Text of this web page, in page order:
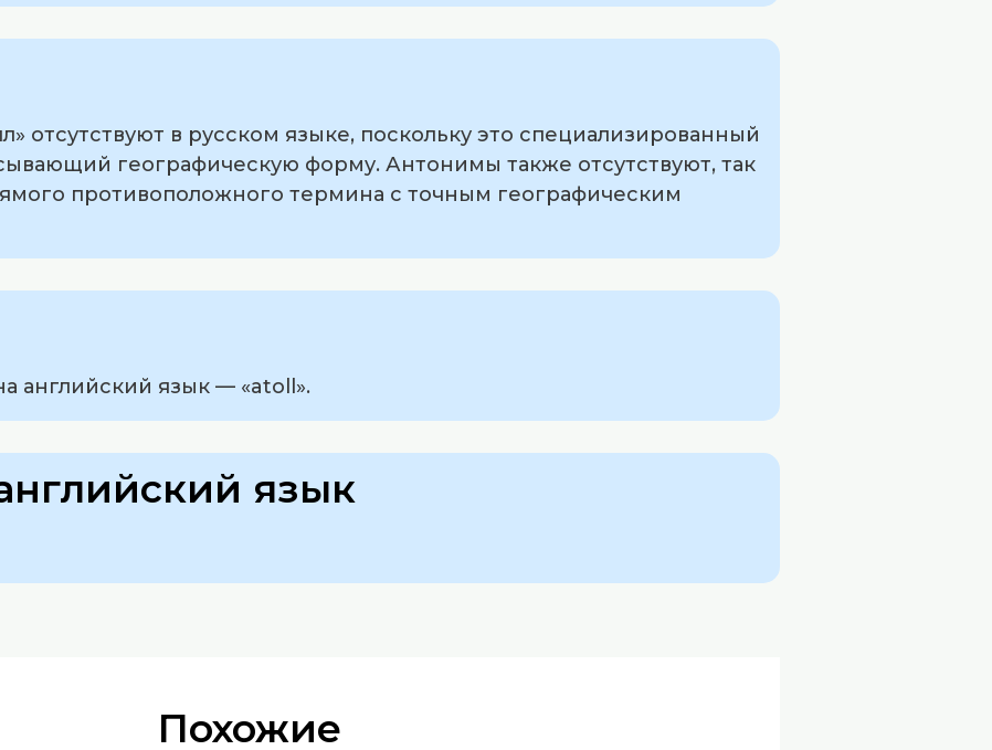
отсутствуют в русском языке, поскольку это специализированный
географическую форму. Антонимы также отсутствуют, так
противоположного термина с точным географическим
английский язык — «atoll».
язык
Похожие